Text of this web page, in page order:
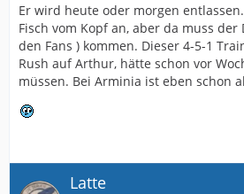
Er wird heute oder morgen
Fisch vom Kopf an, aber da muss der
den Fans ) kommen. Dieser 4-5-1
Rush auf Arthur, hätte schon vor
müssen. Bei Arminia ist eben schon
Latte